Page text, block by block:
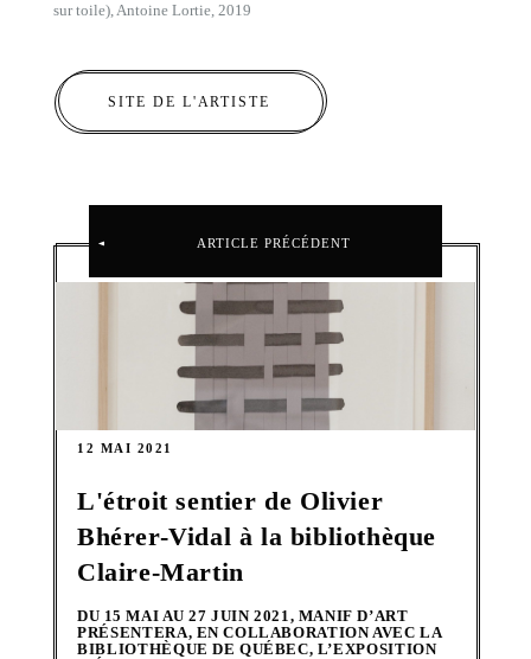
sur toile), Antoine Lortie, 2019
SITE DE L'ARTISTE
ARTICLE PRÉCÉDENT
12 MAI 2021
L'étroit sentier de Olivier
Bhérer-Vidal à la bibliothèque
Claire-Martin
DU 15 MAI AU 27 JUIN 2021, MANIF D’ART
PRÉSENTERA, EN COLLABORATION AVEC LA
BIBLIOTHÈQUE DE QUÉBEC, L’EXPOSITION